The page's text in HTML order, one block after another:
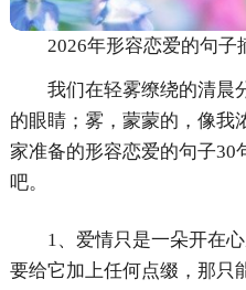
2026年形容恋爱的句子
我们在轻雾缭绕的清晨
的眼睛；雾，蒙蒙的，像我
家准备的形容恋爱的句子30
吧。
1、爱情只是一朵开在
要给它加上任何点缀，那只